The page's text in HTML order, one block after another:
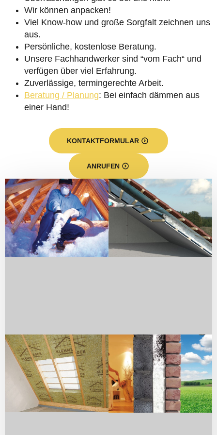
Wir können anpacken!
Viel Know-how und große Sorgfalt zeichnen uns
aus.
Persönliche, kostenlose Beratung.
Unsere Fachhandwerker sind “vom Fach“ und
verfügen über viel Erfahrung.
Zuverlässige, termingerechte Arbeit.
Beratung / Planung: Bei einfach dämmen aus
einer Hand!
KONTAKTFORMULAR
ANRUFEN